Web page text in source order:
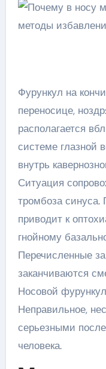
Фурункул на
переносице,
располагается
системе глазной
внутрь
Ситуация
тромбоза синуса.
приводит к
гнойному
Перечисленные
заканчиваются
Носовой
Неправильное,
серьезными
человека.